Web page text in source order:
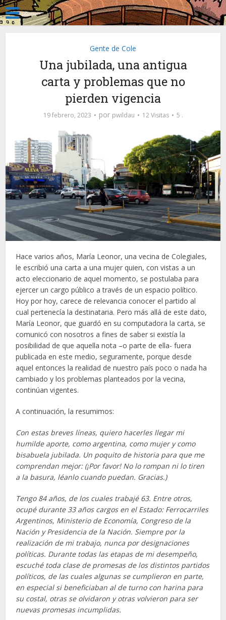
Gente de Cole
Una jubilada, una antigua
carta y problemas que no
pierden vigencia
19 febrero, 2023 por pwildau 12 Visitas 5 .
Hace varios años, María Leonor, una vecina de Colegiales,
le escribió una carta a una mujer quien, con vistas a un
acto eleccionario de aquel momento, se postulaba para
ejercer un cargo público a través de un espacio político.
Hoy por hoy, carece de relevancia conocer el partido al
cual pertenecía la destinataria. Pero más allá de este dato,
María Leonor, que guardó en su computadora la carta, se
comunicó con nosotros a fines de saber si existía la
posibilidad de que aquella nota –o parte de ella- fuera
publicada en este medio, seguramente, porque desde
aquel entonces la realidad de nuestro país poco o nada ha
cambiado y los problemas planteados por la vecina,
continúan vigentes.
A continuación, la resumimos:
Con estas breves líneas, quiero hacerles llegar mi
humilde aporte, como argentina, como mujer y como
bisabuela jubilada. Un poquito de historia para que me
comprendan mejor: (¡Por favor! No lo rompan ni lo tiren
a la basura, léanlo cuando puedan. Gracias.)
Tengo 84 años, de los cuales trabajé 63. Entre otros,
ocupé durante 33 años cargos en el Estado: Ferrocarriles
Argentinos, Ministerio de Economía, Congreso de la
Nación y Presidencia de la Nación. Siempre por la
realización de mi trabajo, nunca por designaciones
políticas. Durante todas las etapas de mi desempeño,
escuché toda clase de promesas de los distintos partidos
políticos, de las cuales algunas se cumplieron en parte,
en especial si beneficiaban al de turno con harina para
su costal, otras se olvidaron y otras volvieron para ser
nuevas promesas incumplidas.